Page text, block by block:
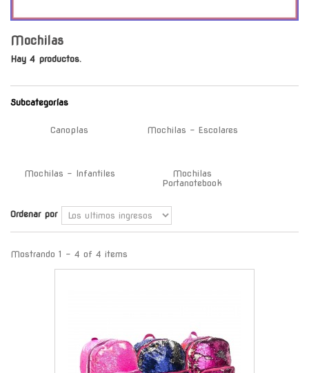
Mochilas
Hay 4 productos.
Subcategorías
Canoplas Mochilas - Escolares
Mochilas - Infantiles
Mochilas
Portanotebook
Ordenar por
Mostrando 1 - 4 of 4 items